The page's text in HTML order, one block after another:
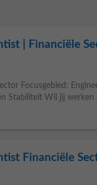
| Financiële
Focusgebied:
Stabiliteit Wil jij werken
Financiële